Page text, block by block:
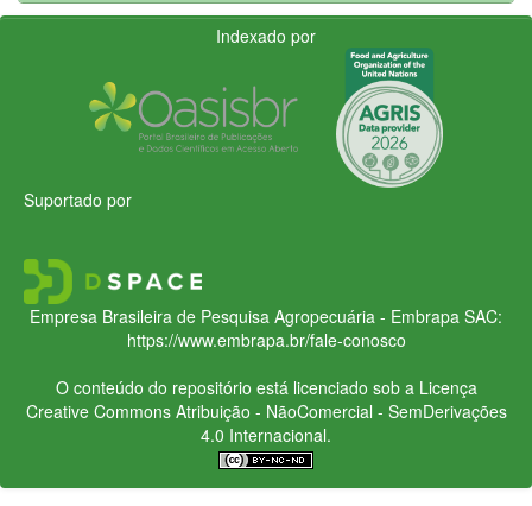
Indexado por
Suportado por
Empresa Brasileira de Pesquisa Agropecuária - Embrapa SAC:
https://www.embrapa.br/fale-conosco
O conteúdo do repositório está licenciado sob a Licença
Creative CommonsAtribuição - NãoComercial - SemDerivações
4.0 Internacional.